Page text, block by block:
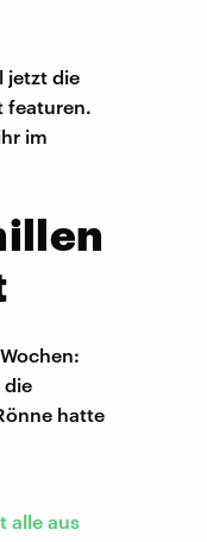
jetzt die
featuren.
im
die
hatte
alle aus